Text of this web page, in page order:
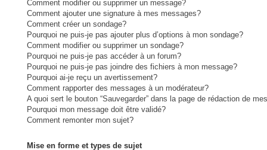
Comment modifier ou supprimer un message?
Comment ajouter une signature à mes messages?
Comment créer un sondage?
Pourquoi ne puis-je pas ajouter plus d’options à mon sondage?
Comment modifier ou supprimer un sondage?
Pourquoi ne puis-je pas accéder à un forum?
Pourquoi ne puis-je pas joindre des fichiers à mon message?
Pourquoi ai-je reçu un avertissement?
Comment rapporter des messages à un modérateur?
A quoi sert le bouton “Sauvegarder” dans la page de rédaction de
Pourquoi mon message doit être validé?
Comment remonter mon sujet?
Mise en forme et types de sujet